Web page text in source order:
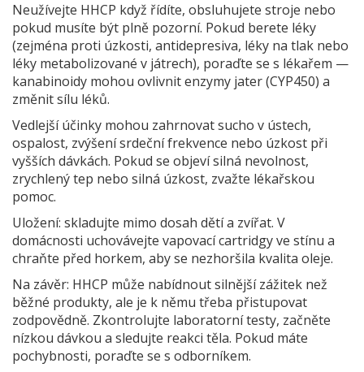
Neužívejte HHCP když řídíte, obsluhujete stroje nebo
pokud musíte být plně pozorní. Pokud berete léky
(zejména proti úzkosti, antidepresiva, léky na tlak nebo
léky metabolizované v játrech), poraďte se s lékařem —
kanabinoidy mohou ovlivnit enzymy jater (CYP450) a
změnit sílu léků.
Vedlejší účinky mohou zahrnovat sucho v ústech,
ospalost, zvýšení srdeční frekvence nebo úzkost při
vyšších dávkách. Pokud se objeví silná nevolnost,
zrychlený tep nebo silná úzkost, zvažte lékařskou
pomoc.
Uložení: skladujte mimo dosah dětí a zvířat. V
domácnosti uchovávejte vapovací cartridgy ve stínu a
chraňte před horkem, aby se nezhoršila kvalita oleje.
Na závěr: HHCP může nabídnout silnější zážitek než
běžné produkty, ale je k němu třeba přistupovat
zodpovědně. Zkontrolujte laboratorní testy, začněte
nízkou dávkou a sledujte reakci těla. Pokud máte
pochybnosti, poraďte se s odborníkem.